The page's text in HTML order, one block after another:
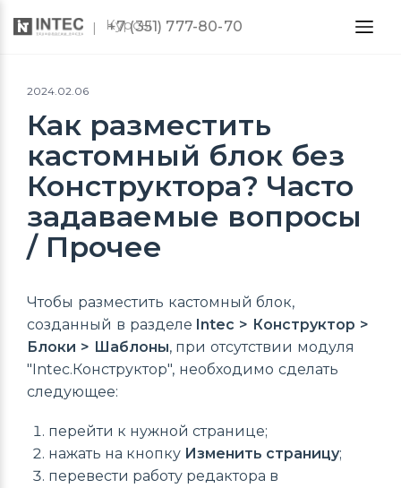
Курсы
+7 (351) 777-80-70
2024.02.06
Как разместить
кастомный блок без
Конструктора? Часто
задаваемые вопросы
/ Прочее
Чтобы разместить кастомный блок,
созданный в разделе Intec > Конструктор >
Блоки > Шаблоны, при отсутствии модуля
"Intec.Конструктор", необходимо сделать
следующее:
перейти к нужной странице;
нажать на кнопку Изменить страницу;
перевести работу редактора в